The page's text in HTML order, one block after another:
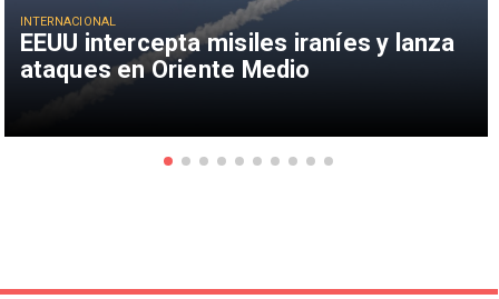
EEUU intercepta misiles iraníes y lanza
ataques en Oriente Medio
INTERNACIONAL